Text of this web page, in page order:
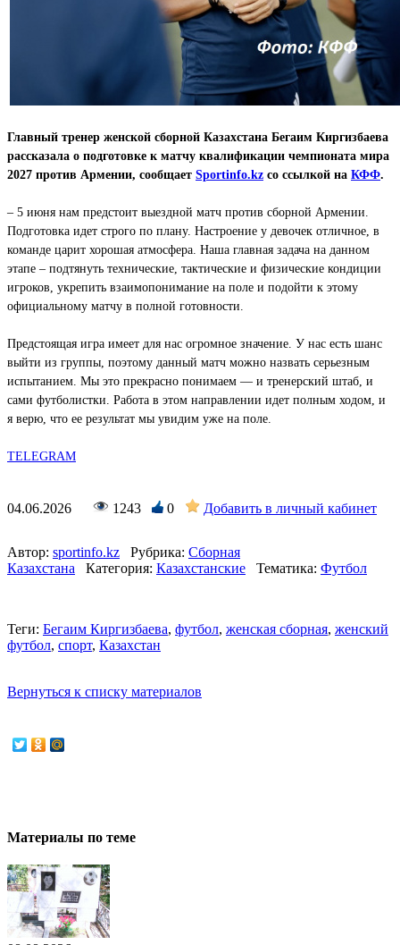
Главный тренер женской сборной Казахстана Бегаим Киргизбаева
рассказала о подготовке к матчу квалификации чемпионата мира
2027 против Армении, сообщает Sportinfo.kz со ссылкой на КФФ.
– 5 июня нам предстоит выездной матч против сборной Армении.
Подготовка идет строго по плану. Настроение у девочек отличное, в
команде царит хорошая атмосфера. Наша главная задача на данном
этапе – подтянуть технические, тактические и физические кондиции
игроков, укрепить взаимопонимание на поле и подойти к этому
официальному матчу в полной готовности.
Предстоящая игра имеет для нас огромное значение. У нас есть шанс
выйти из группы, поэтому данный матч можно назвать серьезным
испытанием. Мы это прекрасно понимаем — и тренерский штаб, и
сами футболистки. Работа в этом направлении идет полным ходом, и
я верю, что ее результат мы увидим уже на поле.
TELEGRAM
04.06.2026 1243 0 Добавить в личный кабинет
Автор: sportinfo.kz Рубрика: Сборная
Казахстана
Категория: Казахстанские Тематика: Футбол
Теги: Бегаим Киргизбаева, футбол, женская сборная, женский
футбол, спорт, Казахстан
Вернуться к списку материалов
Материалы по теме